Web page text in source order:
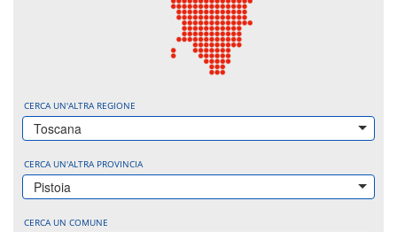
CERCA UN'ALTRA REGIONE
Toscana
CERCA UN'ALTRA PROVINCIA
Pistoia
CERCA UN COMUNE